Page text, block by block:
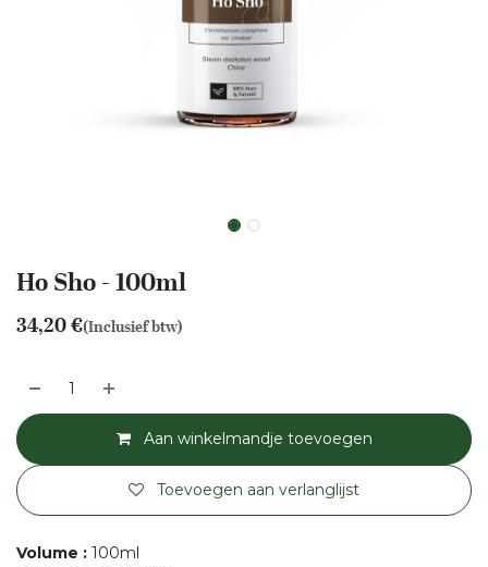
Ho Sho - 100ml
34,20€(Inclusief btw)
Aan winkelmandje toevoegen
Toevoegen aan verlanglijst
Volume : 100ml